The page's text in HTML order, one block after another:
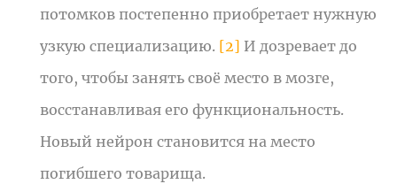
потомков постепенно приобретает нужную
узкую специализацию. [2] И дозревает до
того, чтобы занять своё место в мозге,
восстанавливая его функциональность.
Новый нейрон становится на место
погибшего товарища.